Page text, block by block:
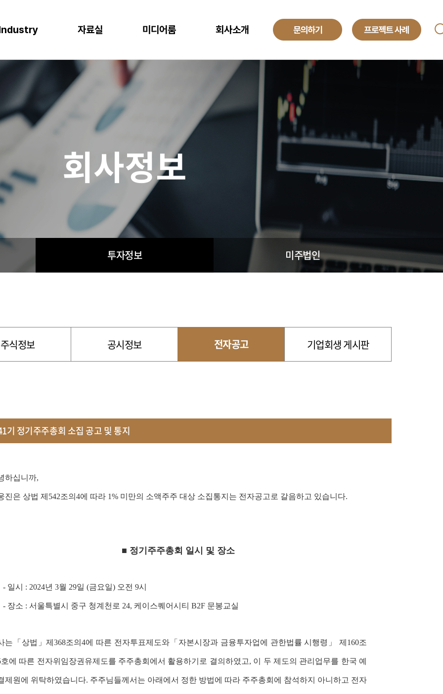
S/4HANA
Business One
EWM
Dynamics 365
ONEPACK
CLOUD
AWS (Amazon Web Services)
Microsoft Azure
Microsoft Power Platform
NAVER Cloud Platform
Mendix
워크쓰루 & 네이버웍스 코어
MANAGED SERVICE
ITO
Global Development Center
컨텍센터 BPO
도 증가
최적의 도구
로벌 운영 시스템 구축
신과 생산성
과 머신러닝으로 제조 혁신 실현
표 중심의 프로세스 설계로 품질 향상
오
한 규제 준수를 위한 IT시스템
을 위한 기반 마련
소비재
플랫폼을 통한 경쟁력 강화
고객 경험 강화
데이터 분석과 기술의 활용
복잡한 물류 현장을 위한 통합된 플랫폼
재고 없는 창고
미래 성장을 위한 유연한 물류 시스템
반도체
고도의 정밀성과 효율성을 위한 도구
자료실
프로젝트 사례
다운로드
미디어룸 회사소개
기업소개
투자정보
해외법인
채용정보
WRMS WDMS
렌탈 모빌리티
회사정보
투자정보 미주법인
주식정보 공시정보 전자공고 기업회생 게시판
기 정기주주총회 소집 공고 및 통지
하십니까,
진은 상법 제542조의4에 따라 1% 미만의 소액주주 대상 소집통지는 전자공고로 갈음하고 있습니다.
■ 정기주주총회 일시 및 장소
시 : 2024년 3월 29일 (금요일) 오전 9시
소 : 서울특별시 중구 청계천로 24, 케이스퀘어시티 B2F 문봉교실
는「상법」제368조의4에 따른 전자투표제도와「자본시장과 금융투자업에 관한법률 시행령」 제160조
에 따른 전자위임장권유제도를 주주총회에서 활용하기로 결의하였고, 이 두 제도의 관리업무를 한국 예
제원에 위탁하였습니다. 주주님들께서는 아래에서 정한 방법에 따라 주주총회에 참석하지 아니하고 전자